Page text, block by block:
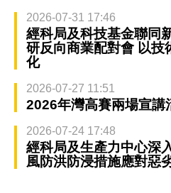
2026-07-31 17:46
經科局及科技基金聯同
研反向商業配對會 以技
化
2026-07-27 11:51
2026年灣高賽兩場宣講
2026-07-24 17:48
經科局及生產力中心深
風防洪防浸措施應對惡